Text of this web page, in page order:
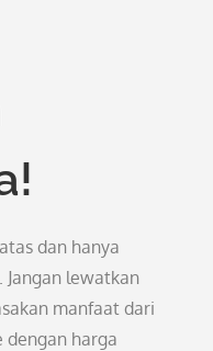
dan hanya
lewatkan
manfaat dari
dengan harga